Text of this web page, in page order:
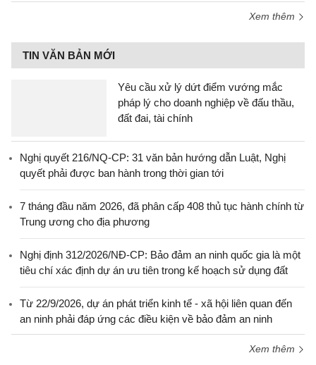
Xem thêm
TIN VĂN BẢN MỚI
Yêu cầu xử lý dứt điểm vướng mắc
pháp lý cho doanh nghiệp về đấu thầu,
đất đai, tài chính
Nghị quyết 216/NQ-CP: 31 văn bản hướng dẫn Luật, Nghị
quyết phải được ban hành trong thời gian tới
7 tháng đầu năm 2026, đã phân cấp 408 thủ tục hành chính từ
Trung ương cho địa phương
Nghị định 312/2026/NĐ-CP: Bảo đảm an ninh quốc gia là một
tiêu chí xác định dự án ưu tiên trong kế hoạch sử dụng đất
Từ 22/9/2026, dự án phát triển kinh tế - xã hội liên quan đến
an ninh phải đáp ứng các điều kiện về bảo đảm an ninh
Xem thêm